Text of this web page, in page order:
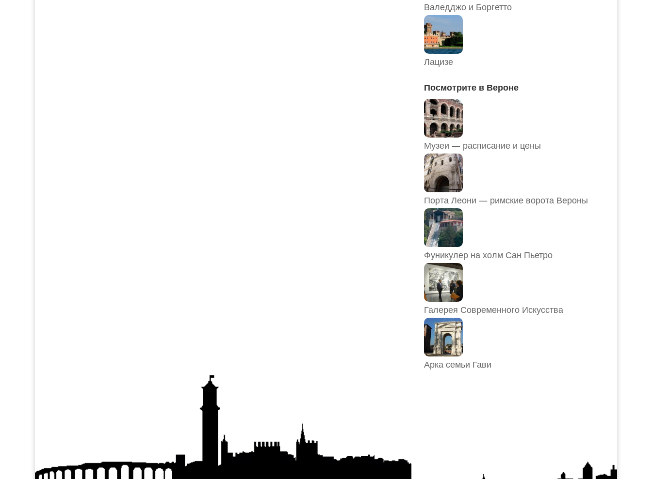
Валедджо и Боргетто
Лацизе
Посмотрите в Вероне
Музеи — расписание и цены
Порта Леони — римские ворота Вероны
Фуникулер на холм Сан Пьетро
Галерея Современного Искусства
Арка семьи Гави